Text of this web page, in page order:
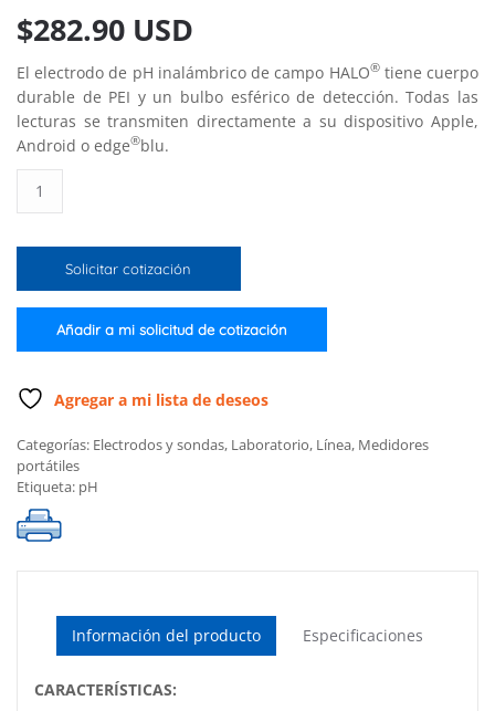
$282.90 USD
El electrodo de pH inalámbrico de campo HALO®tiene cuerpo
durable de PEI y un bulbo esférico de detección. Todas las
lecturas se transmiten directamente a su dispositivo Apple,
Android o edge®blu.
inalámbrico
pH
mediciones
en
cantidad
Solicitar cotización
Añadir a mi solicitud de cotización
Agregar a mi lista de deseos
Categorías: Electrodos y sondas, Laboratorio, Línea, Medidores
portátiles
Etiqueta: pH
Información del producto Especificaciones
CARACTERÍSTICAS: